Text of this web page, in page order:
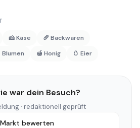
🧀 Käse
🥖 Backwaren
Blumen 🍯 Honig 🥚 Eier
war dein Besuch?
· redaktionell geprüft
Markt bewerten